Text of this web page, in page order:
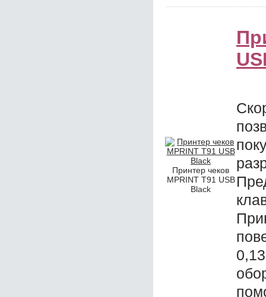
Принтер чеков
MPRINT T91 USB
Black